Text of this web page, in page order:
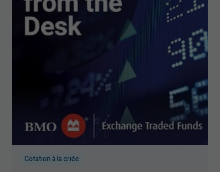
Cotation à la criée